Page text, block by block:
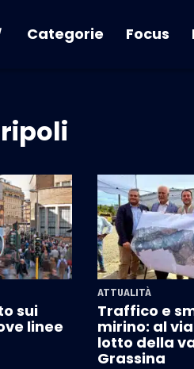
Categorie Focus
sui
linee
ATTUALITÀ
Traffico e
mirino: al
lotto della
Grassina